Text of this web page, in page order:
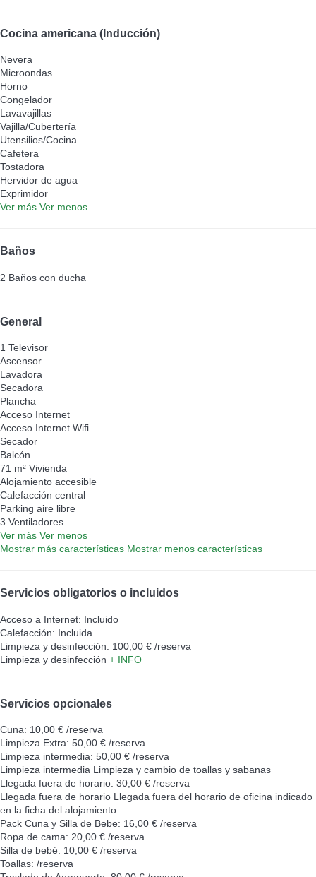
Cocina americana (Inducción)
Nevera
Microondas
Horno
Congelador
Lavavajillas
Vajilla/Cubertería
Utensilios/Cocina
Cafetera
Tostadora
Hervidor de agua
Exprimidor
Ver más Ver menos
Baños
2 Baños con ducha
General
1 Televisor
Ascensor
Lavadora
Secadora
Plancha
Acceso Internet
Acceso Internet Wifi
Secador
Balcón
71 m² Vivienda
Alojamiento accesible
Calefacción central
Parking aire libre
3 Ventiladores
Ver más Ver menos
Mostrar más características Mostrar menos características
Servicios obligatorios o incluidos
Acceso a Internet: Incluido
Calefacción: Incluida
Limpieza y desinfección: 100,00 € /reserva
Limpieza y desinfección + INFO
Servicios opcionales
Cuna: 10,00 € /reserva
Limpieza Extra: 50,00 € /reserva
Limpieza intermedia: 50,00 € /reserva
Limpieza intermedia Limpieza y cambio de toallas y sabanas
Llegada fuera de horario: 30,00 € /reserva
Llegada fuera de horario Llegada fuera del horario de oficina indicado
en la ficha del alojamiento
Pack Cuna y Silla de Bebe: 16,00 € /reserva
Ropa de cama: 20,00 € /reserva
Silla de bebé: 10,00 € /reserva
Toallas: /reserva